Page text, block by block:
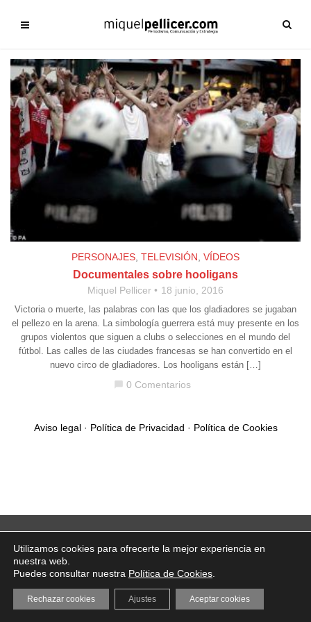
PERSONAJES, TELEVISIÓN, VÍDEOS
Documentales sobre hooligans
Miquel Pellicer 18 junio, 2016
Victoria o muerte, las palabras con las que los gladiadores se jugaban
el pellezo en la arena. La simbología guerrera está muy presente en los
grupos violentos que siguen a clubs o selecciones en el mundo del
fútbol. Las calles de las ciudades francesas se han convertido en el
nuevo circo de gladiadores. Los hooligans están […]
chat_bubble 0 Comentarios
Aviso legal· Política de Privacidad · Política de Cookies
Utilizamos cookies para ofrecerte la mejor experiencia en
nuestra web.
Puedes consultar nuestra Política de Cookies
Aceptar cookies
Rechazar cookies Ajustes